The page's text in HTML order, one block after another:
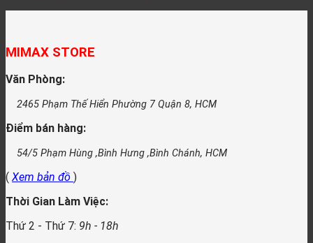
MIMAX STORE
Văn Phòng:
2465 Phạm Thế Hiển Phường 7 Quận 8, HCM
Điểm bán hàng:
54/5 Phạm Hùng ,Bình Hưng ,Bình Chánh, HCM
( Xem bản đồ )
Thời Gian Làm Việc:
Thứ 2 - Thứ 7: 9h - 18h